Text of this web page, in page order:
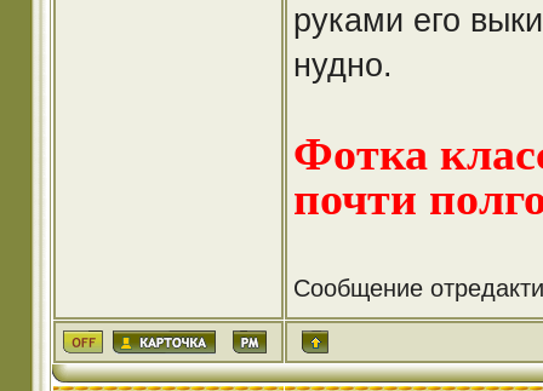
руками его
нудно.
Фотка
почти
Сообщение